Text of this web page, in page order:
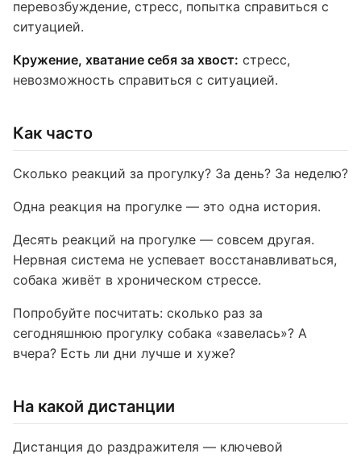
перевозбуждение, стресс, попытка справиться с
ситуацией.
Кружение, хватание себя за хвост: стресс,
невозможность справиться с ситуацией.
Как часто
Сколько реакций за прогулку? За день? За неделю?
Одна реакция на прогулке — это одна история.
Десять реакций на прогулке — совсем другая.
Нервная система не успевает восстанавливаться,
собака живёт в хроническом стрессе.
Попробуйте посчитать: сколько раз за
сегодняшнюю прогулку собака «завелась»? А
вчера? Есть ли дни лучше и хуже?
На какой дистанции
Дистанция до раздражителя — ключевой